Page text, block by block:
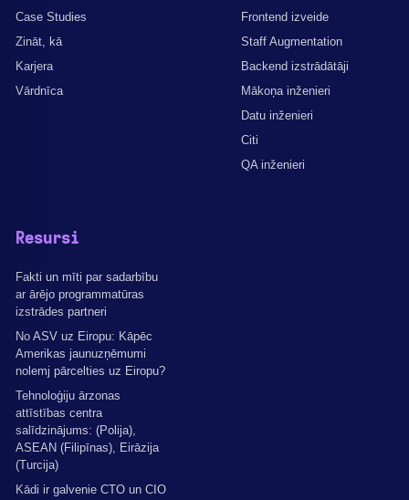
Case Studies
Zināt, kā
Karjera
Vārdnīca
Frontend izveide
Staff Augmentation
Backend izstrādātāji
Mākoņa inženieri
Datu inženieri
Citi
QA inženieri
Resursi
Fakti un mīti par sadarbību
ar ārējo programmatūras
izstrādes partneri
No ASV uz Eiropu: Kāpēc
Amerikas jaunuzņēmumi
nolemj pārcelties uz Eiropu?
Tehnoloģiju ārzonas
attīstības centra
salīdzinājums: (Polija),
ASEAN (Filipīnas), Eirāzija
(Turcija)
Kādi ir galvenie CTO un CIO